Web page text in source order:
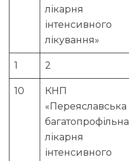
лікарня
інтенсивного
лікування»
1 2
10
КНП
«Переяславська
багатопрофільна
лікарня
інтенсивного